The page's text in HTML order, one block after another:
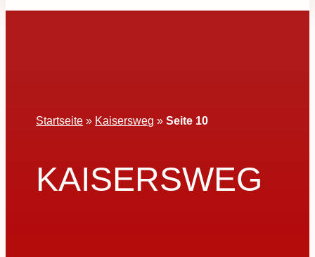
Startseite » Kaisersweg »Seite 10
KAISERSWEG